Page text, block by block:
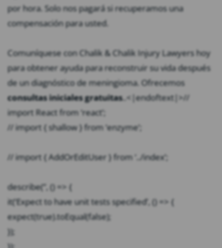
por hora. Solo nos pagará si recuperamos una
compensación para usted.
Comuníquese con Chalik & Chalik Injury Lawyers hoy
para obtener ayuda para reconstruir su vida después
de un diagnóstico de meningioma. Ofrecemos
consultas iniciales gratuitas. .<|endoftext|>//
import React from ‘react’;
// import { shallow } from ‘enzyme’;
// import { AddOrEditUser } from ‘../index’;
describe(”, () => {
it(‘Expect to have unit tests specified’, () => {
expect(true).toEqual(false);
});